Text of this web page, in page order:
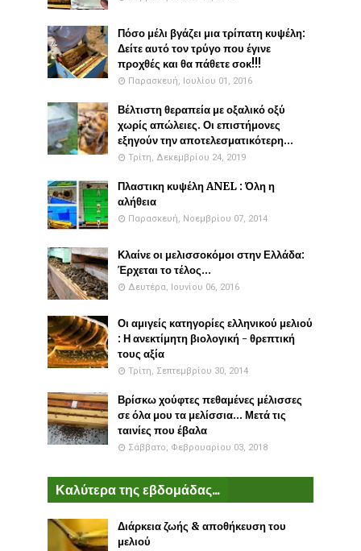
Πόσο μέλι βγάζει μια τρίπατη κυψέλη:
Δείτε αυτό τον τρύγο που έγινε
προχθές και θα πάθετε σοκ!!!
Παρασκευή, Ιουλίου 01, 2016
Βέλτιστη θεραπεία με οξαλικό οξύ
χωρίς απώλειες. Οι επιστήμονες
εξηγούν την αποτελεσματικότερη...
Τρίτη, Δεκεμβρίου 24, 2019
Πλαστικη κυψέλη ANEL : Όλη η
αλήθεια
Παρασκευή, Νοεμβρίου 07, 2014
Κλαίνε οι μελισσοκόμοι στην Ελλάδα:
Έρχεται το τέλος...
Δευτέρα, Ιουνίου 06, 2016
Οι αμιγείς κατηγορίες ελληνικού μελιού
: Η ανεκτίμητη βιολογική - θρεπτική
τους αξία
Τρίτη, Σεπτεμβρίου 30, 2014
Βρίσκω χούφτες πεθαμένες μέλισσες
σε όλα μου τα μελίσσια... Μετά τις
ταινίες που έβαλα
Σάββατο, Φεβρουαρίου 03, 2018
Καλύτερα της εβδομάδας...
Διάρκεια ζωής & αποθήκευση του
μελιού